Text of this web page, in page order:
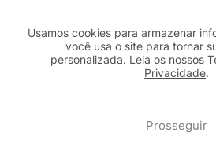
Usamos cookies para armazenar
você usa o site para tornar
personalizada. Leia os nossos
Privacidade.
Prosseguir